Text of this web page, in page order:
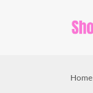
Home